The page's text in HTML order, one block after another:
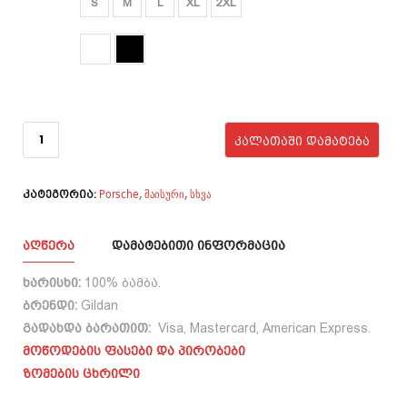
₾40.00.
₾33.00.
S M L XL 2XL
რაოდენობა:
Porsche 911
ᲙᲐᲚᲐᲗᲐᲨᲘ ᲓᲐᲛᲐᲢᲔᲑᲐ
კატეგორია: Porsche,მაისური,სხვა
ᲐᲦᲬᲔᲠᲐ ᲓᲐᲛᲐᲢᲔᲑᲘᲗᲘ ᲘᲜᲤᲝᲠᲛᲐᲪᲘᲐ
ხარისხი: 100% ბამბა.
ბრენდი: Gildan
გადახდა ბარათით: Visa, Mastercard, American Express.
მოწოდების ფასები და პირობები
ზომების ცხრილი